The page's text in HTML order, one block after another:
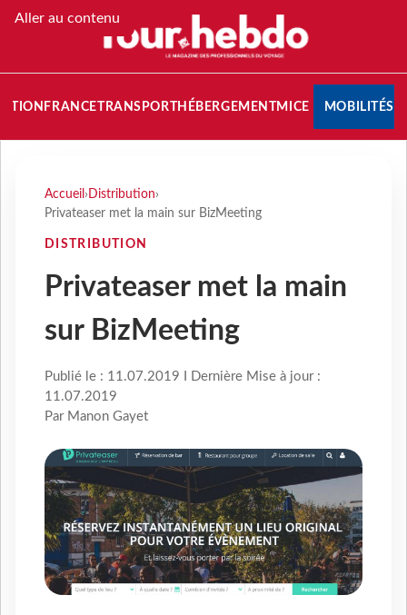
Aller au contenu
FRANCETRANSPORT HÉBERGEMENTMICE MOBILITÉS
Accueil › Distribution›
Privateaser met la main sur BizMeeting
DISTRIBUTION
Privateaser met la main
sur BizMeeting
Publié le : 11.07.2019 I Dernière Mise à jour :
11.07.2019
Par Manon Gayet